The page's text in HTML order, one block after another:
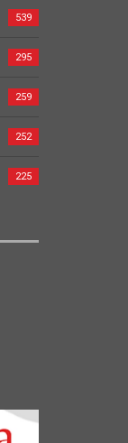
539
295
259
252
225